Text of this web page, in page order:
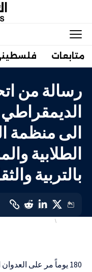
متابعات
رسالة من
الى منظمة
الطلابية
بالتربية
أهم الاخباردولي
180 يوماً مر على